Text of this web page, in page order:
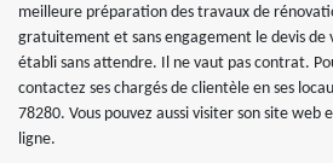
meilleure préparation des travaux de
gratuitement et sans engagement le devis de
établi sans attendre. Il ne vaut pas contrat.
contactez ses chargés de clientèle en ses
78280. Vous pouvez aussi visiter son site web
ligne.